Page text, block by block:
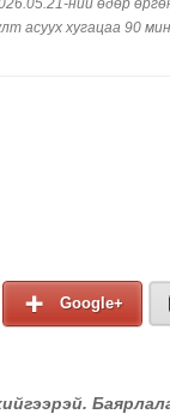
асуух хугацаа 90
Google+